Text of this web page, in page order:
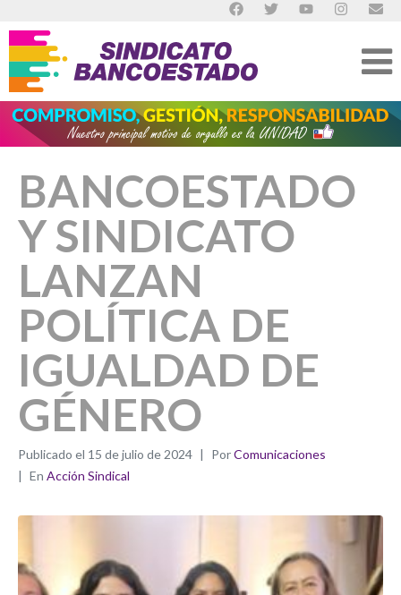
BANCOESTADO
Y SINDICATO
LANZAN
POLÍTICA DE
IGUALDAD DE
GÉNERO
Publicado el 15 de julio de 2024 PorComunicaciones
En Acción Sindical